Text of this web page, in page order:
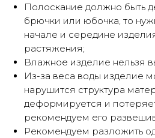
Полоскание должно быть
брючки или юбочка, то
начале и середине
растяжения;
Влажное изделие нельзя
Из-за веса воды изделие
нарушится структура
деформируется и
рекомендуем его
Рекомендуем разложить
Оплатите сегодня
покупки картой любого
— тремя платежами
Оплата
сегодня
25%
Через
2 недели
25%
4